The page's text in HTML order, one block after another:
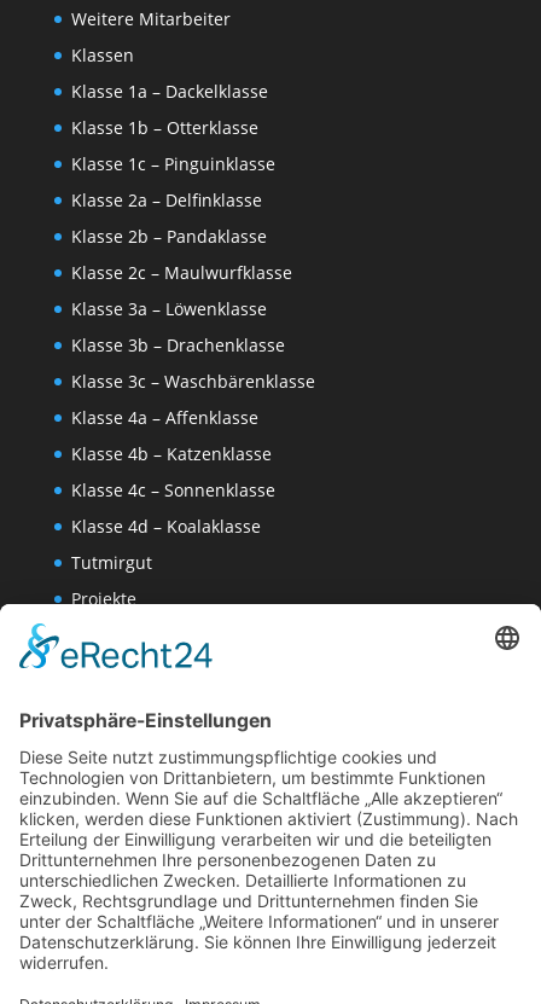
Weitere Mitarbeiter
Klassen
Klasse 1a – Dackelklasse
Klasse 1b – Otterklasse
Klasse 1c – Pinguinklasse
Klasse 2a – Delfinklasse
Klasse 2b – Pandaklasse
Klasse 2c – Maulwurfklasse
Klasse 3a – Löwenklasse
Klasse 3b – Drachenklasse
Klasse 3c – Waschbärenklasse
Klasse 4a – Affenklasse
Klasse 4b – Katzenklasse
Klasse 4c – Sonnenklasse
Klasse 4d – Koalaklasse
Tutmirgut
Projekte
Wissenschaften-AG
Datenschutzerklärung
Website Administration